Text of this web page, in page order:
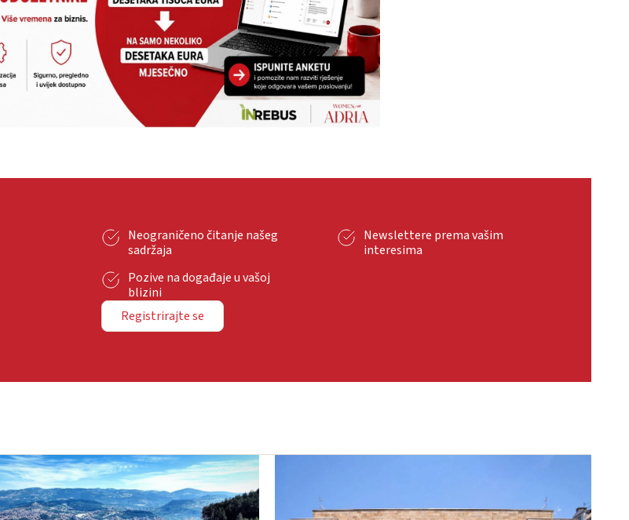
Neograničeno čitanje našeg
sadržaja
Newslettere prema vašim
interesima
Pozive na događaje u vašoj
blizini
Registrirajte se